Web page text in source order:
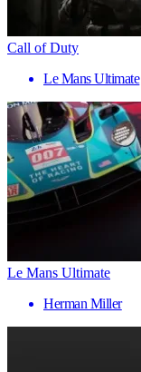
Call of Duty
Le Mans Ultimate
Le Mans Ultimate
Herman Miller